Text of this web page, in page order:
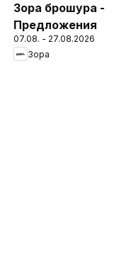
Зора брошура -
Предложения
07.08. - 27.08.2026
Зора